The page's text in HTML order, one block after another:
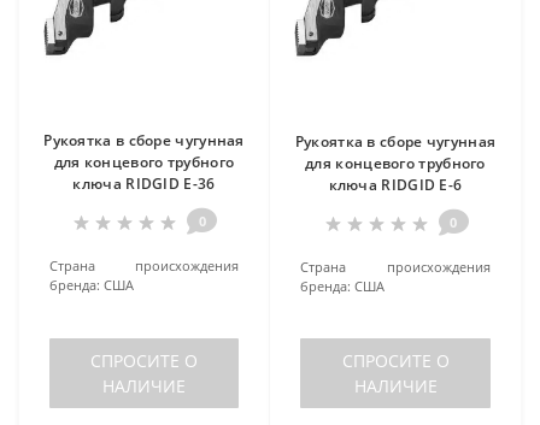
Рукоятка в сборе чугунная
для концевого трубного
ключа RIDGID E-36
0
Страна происхождения
бренда: США
СПРОСИТЕ О
НАЛИЧИЕ
Рукоятка в сборе чугунная
для концевого трубного
ключа RIDGID E-6
0
Страна происхождения
бренда: США
СПРОСИТЕ О
НАЛИЧИЕ